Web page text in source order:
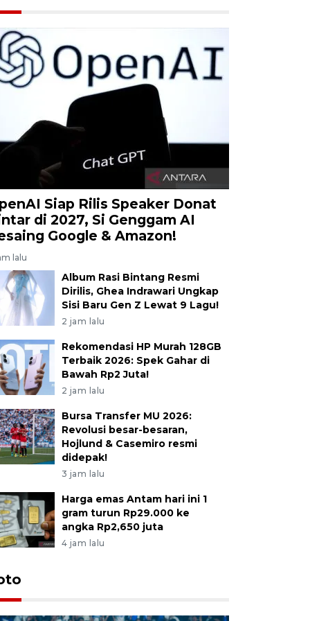
Siap Rilis Speaker Donat
di 2027, Si Genggam AI
Google & Amazon!
lalu
Album Rasi Bintang Resmi
Dirilis, Ghea Indrawari Ungkap
Sisi Baru Gen Z Lewat 9 Lagu!
2 jam lalu
Rekomendasi HP Murah 128GB
Terbaik 2026: Spek Gahar di
Bawah Rp2 Juta!
2 jam lalu
Bursa Transfer MU 2026:
Revolusi besar-besaran,
Hojlund & Casemiro resmi
didepak!
3 jam lalu
Harga emas Antam hari ini 1
gram turun Rp29.000 ke
angka Rp2,650 juta
4 jam lalu